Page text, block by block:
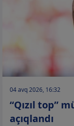
04 avq 2026, 16:32
“Qızıl top”
açıqlandı